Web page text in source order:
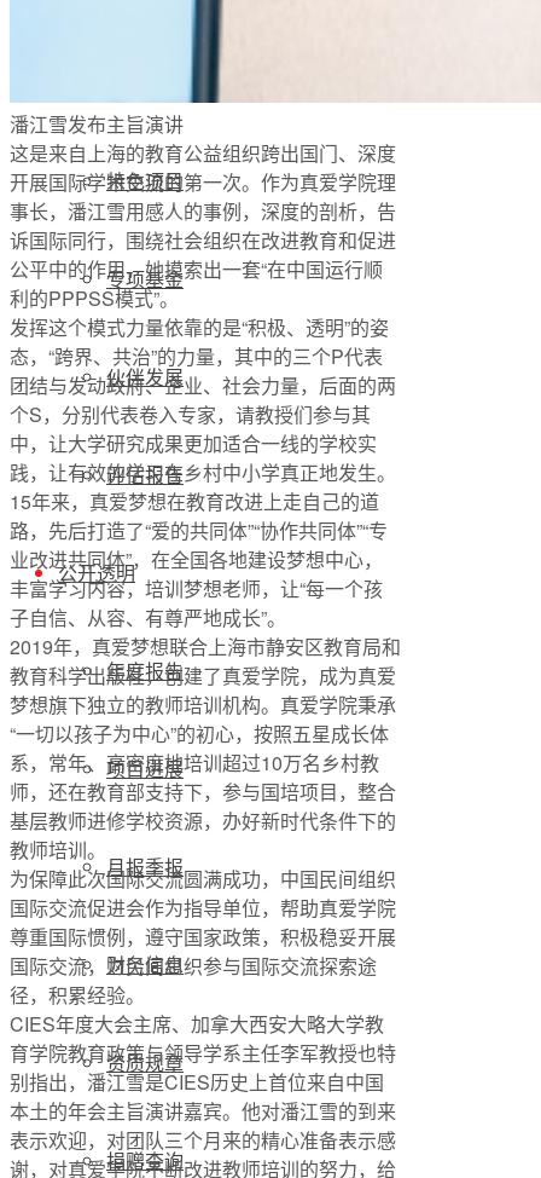
特色项目
专项基金
伙伴发展
评估报告
公开透明
年度报告
项目进展
月报季报
财务信息
资质规章
捐赠查询
潘江雪发布主旨演讲
这是来自上海的教育公益组织跨出国门、深度
开展国际学术交流的第一次。作为真爱学院理
事长，潘江雪用感人的事例，深度的剖析，告
诉国际同行，围绕社会组织在改进教育和促进
公平中的作用，她摸索出⼀套“在中国运⾏顺
利的PPPSS模式”。
发挥这个模式力量依靠的是“积极、透明”的姿
态，“跨界、共治”的力量，其中的三个P代表
团结与发动政府、企业、社会力量，后面的两
个S，分别代表卷⼊专家，请教授们参与其
中，让大学研究成果更加适合⼀线的学校实
践，让有效的学习在乡村中小学真正地发⽣。
15年来，真爱梦想在教育改进上走自己的道
路，先后打造了“爱的共同体”“协作共同体”“专
业改进共同体”，在全国各地建设梦想中心，
丰富学习内容，培训梦想老师，让“每一个孩
子自信、从容、有尊严地成长”。
2019年，真爱梦想联合上海市静安区教育局和
教育科学出版社，创建了真爱学院，成为真爱
梦想旗下独立的教师培训机构。真爱学院秉承
“一切以孩子为中心”的初心，按照五星成长体
系，常年、⾼密度地培训超过10万名乡村教
师，还在教育部支持下，参与国培项目，整合
基层教师进修学校资源，办好新时代条件下的
教师培训。
为保障此次国际交流圆满成功，中国民间组织
国际交流促进会作为指导单位，帮助真爱学院
尊重国际惯例，遵守国家政策，积极稳妥开展
国际交流，为民间组织参与国际交流探索途
径，积累经验。
CIES年度大会主席、加拿大西安大略大学教
育学院教育政策与领导学系主任李军教授也特
别指出，潘江雪是CIES历史上首位来自中国
本土的年会主旨演讲嘉宾。他对潘江雪的到来
表示欢迎，对团队三个月来的精心准备表示感
谢，对真爱学院不断改进教师培训的努力，给